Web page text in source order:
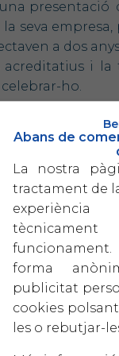
presentació
seva
a dos
acreditatius i
ho.
contactar al
edició del
COFINANCIADO POR LOS
Abans de
La nostra
tractament de
forma
publicitat
cookies polsant
les o rebutjar-